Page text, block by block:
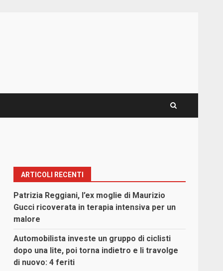
ARTICOLI RECENTI
Patrizia Reggiani, l’ex moglie di Maurizio
Gucci ricoverata in terapia intensiva per un
malore
Automobilista investe un gruppo di ciclisti
dopo una lite, poi torna indietro e li travolge
di nuovo: 4 feriti